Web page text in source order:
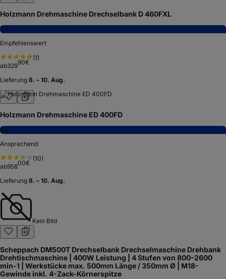
Holzmann Drehmaschine Drechselbank D 460FXL
7,4
Empfehlenswert
(1)
ab32990€
Lieferung 8. – 10. Aug.
Holzmann Drehmaschine ED 400FD
6,9
Ansprechend
(10)
ab95800€
Lieferung 8. – 10. Aug.
Kein Bild
Scheppach DM500T Drechselbank Drechselmaschine Drehbank
Drehtischmaschine | 400W Leistung | 4 Stufen von 800–2600
min-1 | Werkstücke max. 500mm Länge / 350mm Ø | M18-
Gewinde inkl. 4-Zack-Körnerspitze